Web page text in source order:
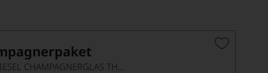
3 FLASCHEN UND ZWIESEL CHAMPAGNERGLAS THE MOMENT